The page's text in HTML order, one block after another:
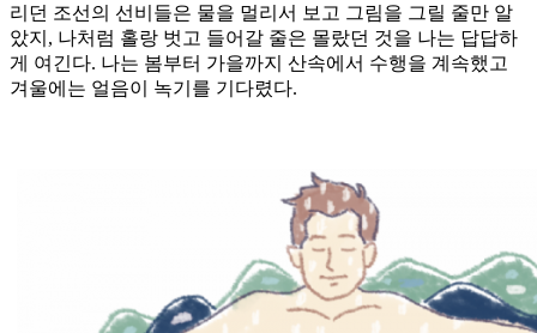
리던 조선의 선비들은 물을 멀리서 보고 그림을 그릴 줄만 알
았지, 나처럼 홀랑 벗고 들어갈 줄은 몰랐던 것을 나는 답답하
게 여긴다. 나는 봄부터 가을까지 산속에서 수행을 계속했고
겨울에는 얼음이 녹기를 기다렸다.